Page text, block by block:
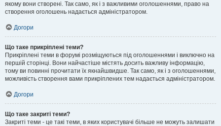
якому вони створені. Так само, як і з важливими оголошеннями, право на
створення оголошень надається адміністратором.
Догори
Що таке прикріплені теми?
Прикріплені теми в форумі розміщуються під оголошеннями і виключно на
першій сторінці. Вони найчастіше містять досить важливу інформацію,
тому ви повинні прочитати їх якнайшвидше. Так само, як і з оголошеннями,
можливість створення вами прикріплених тем надається адміністратором.
Догори
Що таке закриті теми?
Закриті теми - це такі теми, в яких користувачі більше не можуть залишати